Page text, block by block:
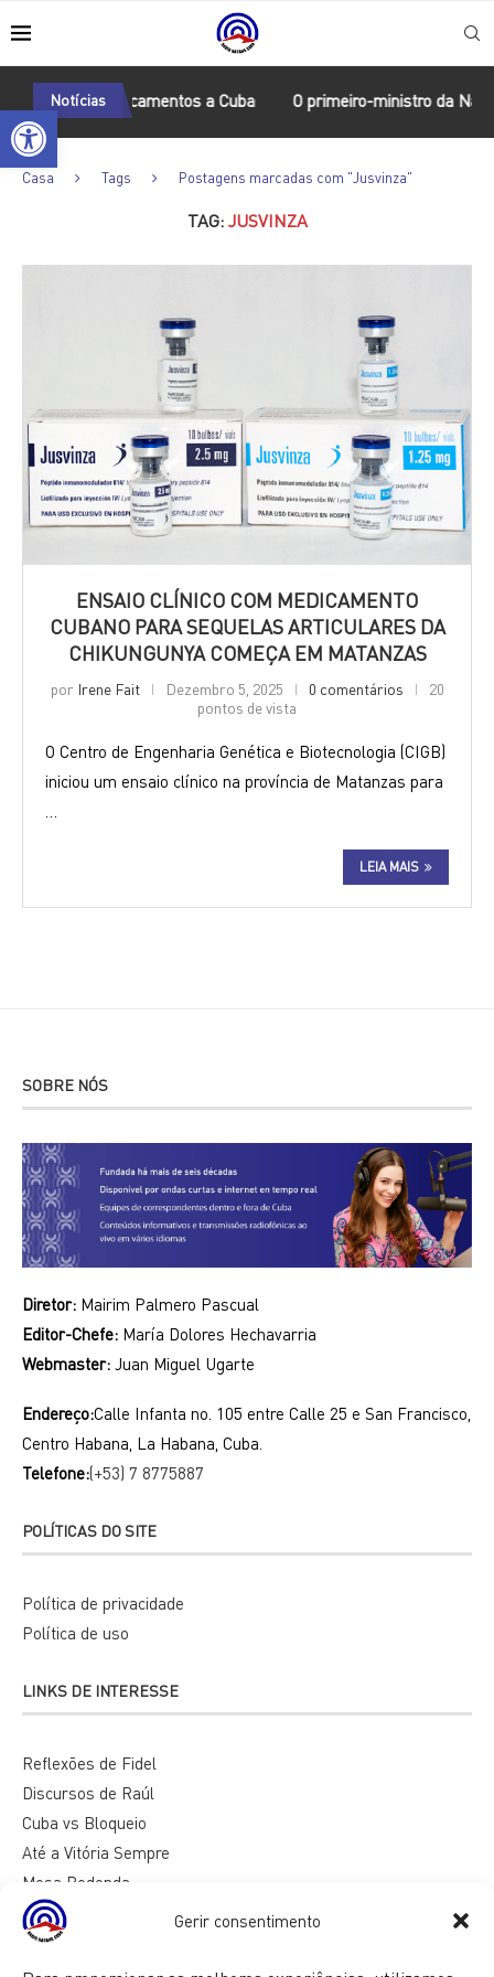
Open toolbar
Gerir consentimento
Notícias
de medicamentos a Cuba O primeiro-ministro da
Casa Tags Postagens marcadas com "Jusvinza"
TAG: JUSVINZA
ENSAIO CLÍNICO COM MEDICAMENTO
CUBANO PARA SEQUELAS ARTICULARES DA
CHIKUNGUNYA COMEÇA EM MATANZAS
por Irene Fait Dezembro 5, 2025 0 comentários
20
pontos de vista
O Centro de Engenharia Genética e Biotecnologia (CIGB)
iniciou um ensaio clínico na província de Matanzas para
LEIA MAIS
SOBRE NÓS
Diretor: Mairim Palmero Pascual
Editor-Chefe: María Dolores Hechavarria
Webmaster: Juan Miguel Ugarte
Endereço:Calle Infanta no. 105 entre Calle 25 e San Francisco,
Centro Habana, La Habana, Cuba.
Telefone:(+53) 7 8775887
POLÍTICAS DO SITE
Política de privacidade
Política de uso
LINKS DE INTERESSE
Reflexões de Fidel
Discursos de Raúl
Cuba vs Bloqueio
Até a Vitória Sempre
Mesa Redonda
Razões de Cuba